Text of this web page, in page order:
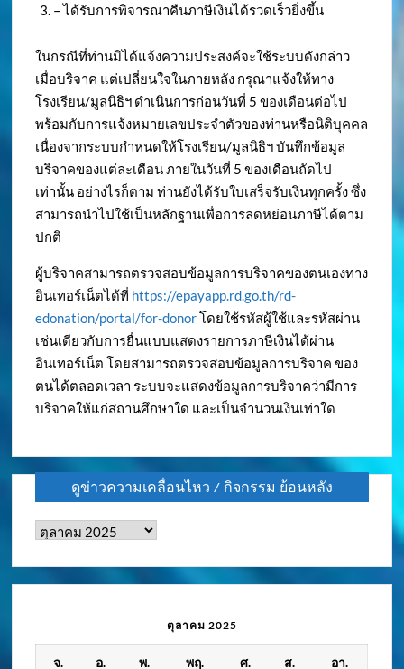
– ได้รับการพิจารณาคืนภาษีเงินได้รวดเร็วยิ่งขึ้น
ในกรณีที่ท่านมิได้แจ้งความประสงค์จะใช้ระบบดังกล่าว
เมื่อบริจาค แต่เปลี่ยนใจในภายหลัง กรุณาแจ้งให้ทาง
โรงเรียน/มูลนิธิฯ ดำเนินการก่อนวันที่ 5 ของเดือนต่อไป
พร้อมกับการแจ้งหมายเลขประจำตัวของท่านหรือนิติบุคคล
เนื่องจากระบบกำหนดให้โรงเรียน/มูลนิธิฯ บันทึกข้อมูล
บริจาคของแต่ละเดือน ภายในวันที่ 5 ของเดือนถัดไป
เท่านั้น อย่างไรก็ตาม ท่านยังได้รับใบเสร็จรับเงินทุกครั้ง ซึ่ง
สามารถนำไปใช้เป็นหลักฐานเพื่อการลดหย่อนภาษีได้ตาม
ปกติ
ผู้บริจาคสามารถตรวจสอบข้อมูลการบริจาคของตนเองทาง
อินเทอร์เน็ตได้ที่ https://epayapp.rd.go.th/rd-
edonation/portal/for-donorโดยใช้รหัสผู้ใช้และรหัสผ่าน
เช่นเดียวกับการยื่นแบบแสดงรายการภาษีเงินได้ผ่าน
อินเทอร์เน็ต โดยสามารถตรวจสอบข้อมูลการบริจาค ของ
ตนได้ตลอดเวลา ระบบจะแสดงข้อมูลการบริจาคว่ามีการ
บริจาคให้แก่สถานศึกษาใด และเป็นจำนวนเงินเท่าใด
ดูข่าวความเคลื่อนไหว / กิจกรรม ย้อนหลัง
ดู
กิจกรรม
ย้อน
ตุลาคม 2025
จ. อ. พ. พฤ. ศ. ส. อา.